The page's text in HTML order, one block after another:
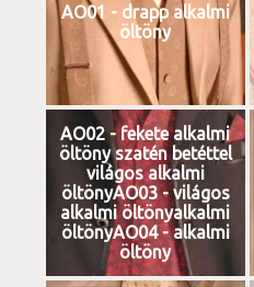
AO01 - drapp alkalmi
öltöny
AO02 - fekete alkalmi
öltöny szatén betéttel
világos alkalmi
öltönyAO03 - világos
alkalmi öltönyalkalmi
öltönyAO04 - alkalmi
öltöny